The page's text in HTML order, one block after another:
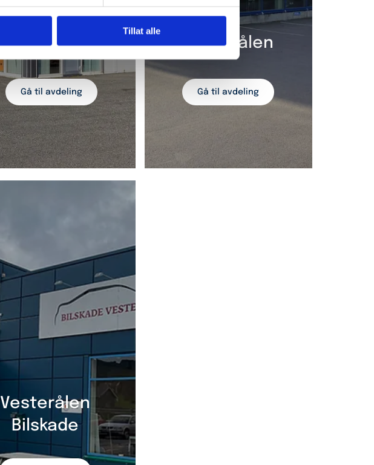
Tillat alle
Langnes
Gå til avdeling
Vesterålen
Gå til avdeling
Vesterålen
Bilskade